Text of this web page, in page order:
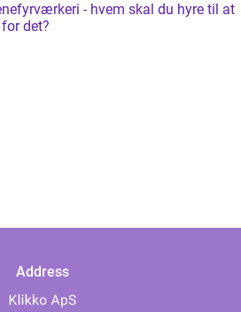
- hvem skal du hyre til at
det?
Address